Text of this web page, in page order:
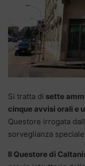
Si tratta di sette
cinque avvisi orali e
Questore irrogata
sorveglianza
Il Questore di